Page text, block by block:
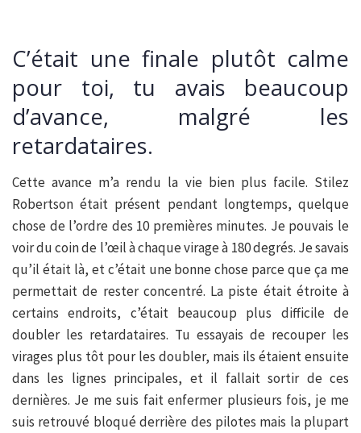
C’était une finale plutôt calme
pour toi, tu avais beaucoup
d’avance, malgré les
retardataires.
Cette avance m’a rendu la vie bien plus facile. Stilez
Robertson était présent pendant longtemps, quelque
chose de l’ordre des 10 premières minutes. Je pouvais le
voir du coin de l’œil à chaque virage à 180 degrés. Je savais
qu’il était là, et c’était une bonne chose parce que ça me
permettait de rester concentré. La piste était étroite à
certains endroits, c’était beaucoup plus difficile de
doubler les retardataires. Tu essayais de recouper les
virages plus tôt pour les doubler, mais ils étaient ensuite
dans les lignes principales, et il fallait sortir de ces
dernières. Je me suis fait enfermer plusieurs fois, je me
suis retrouvé bloqué derrière des pilotes mais la plupart